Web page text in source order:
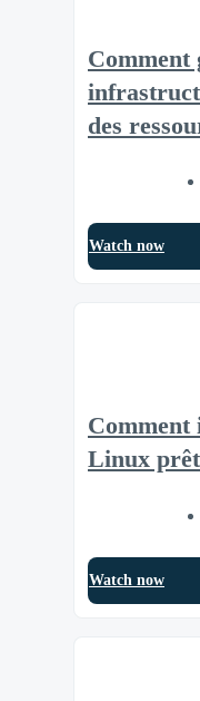
Comment
des
Watch now
Comment
Linux
Watch now